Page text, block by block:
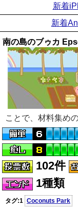
新着
新着
南の島のブゥカ
ことで、材料集め
102件
1種類
タグ:1 Coconuts Park